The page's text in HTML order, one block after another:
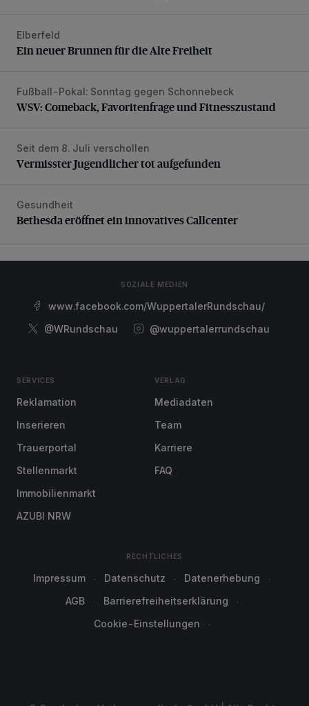
Ein neuer Brunnen für die Alte Freiheit
Elberfeld
Ein neuer Brunnen für die Alte Freiheit
WSV: Comeback, Favoritenfrage und Fitnesszustand
Fußball-Pokal: Sonntag gegen Schonnebeck
WSV: Comeback, Favoritenfrage und Fitnesszustand
Vermisster Jugendlicher tot aufgefunden
Seit dem 8. Juli verschollen
Vermisster Jugendlicher tot aufgefunden
Bethesda eröffnet ein innovatives Callcenter
Gesundheit
Bethesda eröffnet ein innovatives Callcenter
SOZIALE MEDIEN
www.facebook.com/WuppertalerRundschau/
@WRundschau
@wuppertalerrundschau
SERVICES
Reklamation
Inserieren
Trauerportal
Stellenmarkt
Immobilienmarkt
AZUBI NRW
VERLAG
Mediadaten
Team
Karriere
FAQ
RECHTLICHES
Impressum Datenschutz
Datenerhebung
AGB
Barrierefreiheitserklärung
Cookie-Einstellungen